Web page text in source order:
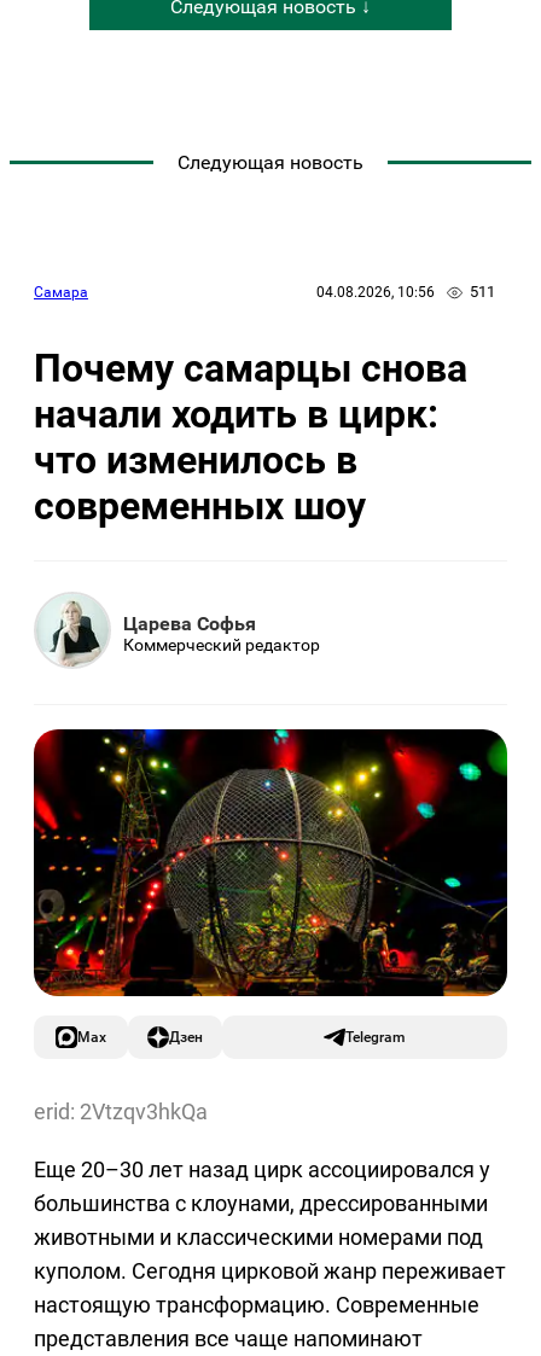
Следующая новость ↓
Следующая новость
Самара 04.08.2026, 10:56 511
Почему самарцы снова
начали ходить в цирк:
что изменилось в
современных шоу
Царева Софья
Коммерческий редактор
Max Дзен Telegram
erid: 2Vtzqv3hkQa
Еще 20–30 лет назад цирк ассоциировался у
большинства с клоунами, дрессированными
животными и классическими номерами под
куполом. Сегодня цирковой жанр переживает
настоящую трансформацию. Современные
представления все чаще напоминают